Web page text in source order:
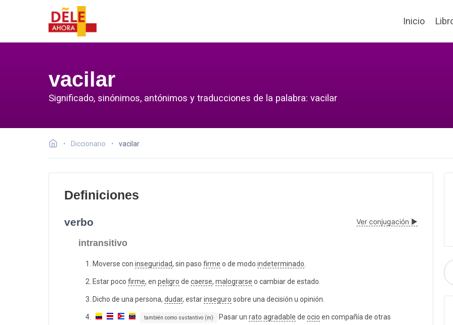
Inicio
vacilar
Significado, sinónimos, antónimos y traducciones de la palabra: vacilar
Diccionario vacilar
Definiciones
verbo Ver conjugación ▶
intransitivo
Moverse con inseguridad, sin paso firme o de modo indeterminado.
Estar poco firme, en peligro de caerse, malograrse o cambiar de estado.
Dicho de una persona, dudar, estarinseguro sobre una decisión u opinión.
también como sustantivo (m) Pasar un rato agradable de ocio en compañía de otras